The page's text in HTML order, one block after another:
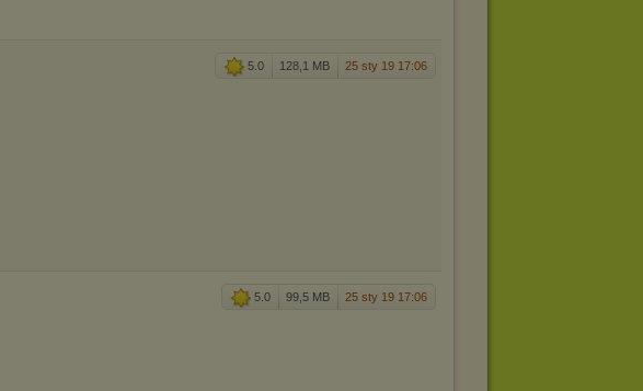
5.0 128,1 MB 25 sty 19 17:06
5.0 99,5 MB 25 sty 19 17:06